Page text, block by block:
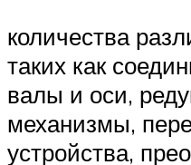
количества
таких как
валы и оси,
механизмы,
устройства,